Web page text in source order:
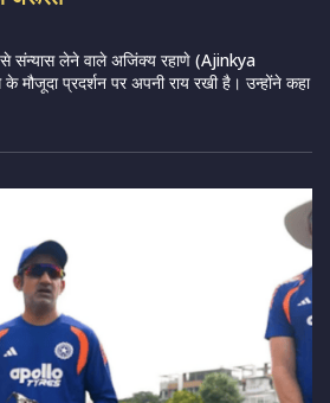
से संन्यास लेने वाले अजिंक्य रहाणे (Ajinkya
मौजूदा प्रदर्शन पर अपनी राय रखी है। उन्होंने कहा